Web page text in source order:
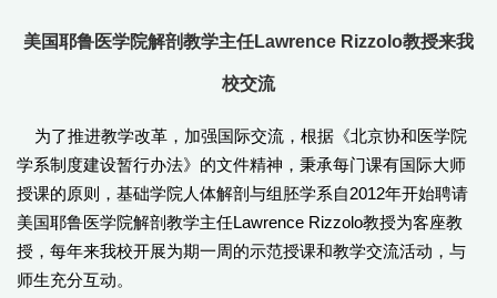
美国耶鲁医学院解剖教学主任Lawrence Rizzolo教授来我
校交流
为了推进教学改革，加强国际交流，根据《北京协和医学院
学系制度建设暂行办法》的文件精神，秉承每门课有国际大师
授课的原则，基础学院人体解剖与组胚学系自2012年开始聘请
美国耶鲁医学院解剖教学主任Lawrence Rizzolo教授为客座教
授，每年来我校开展为期一周的示范授课和教学交流活动，与
师生充分互动。